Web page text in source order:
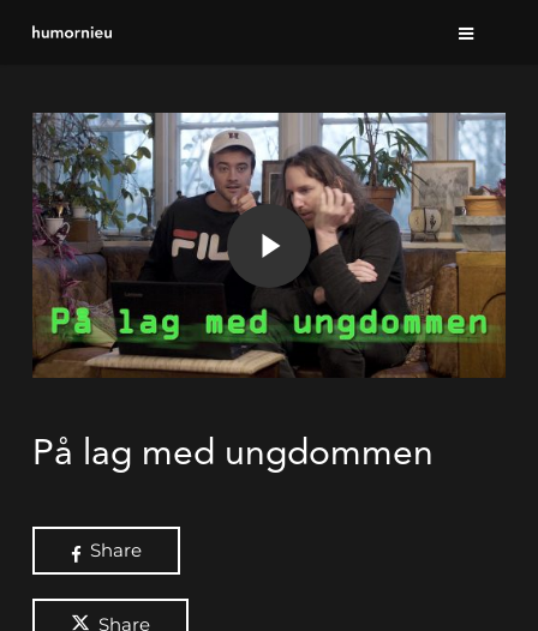
content
Play Video
Play Video
På lag med ungdommen
Share
Share